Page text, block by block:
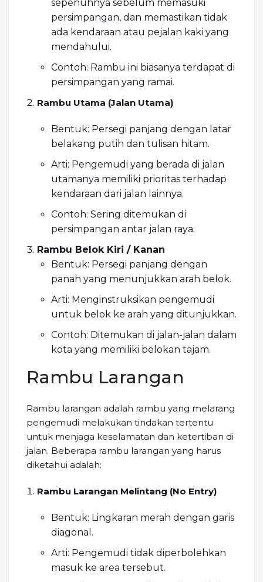
sepenuhnya sebelum memasuki
persimpangan, dan memastikan tidak
ada kendaraan atau pejalan kaki yang
mendahului.
Contoh: Rambu ini biasanya terdapat di
persimpangan yang ramai.
Rambu Utama (Jalan Utama)
Bentuk: Persegi panjang dengan latar
belakang putih dan tulisan hitam.
Arti: Pengemudi yang berada di jalan
utamanya memiliki prioritas terhadap
kendaraan dari jalan lainnya.
Contoh: Sering ditemukan di
persimpangan antar jalan raya.
Rambu Belok Kiri / Kanan
Bentuk: Persegi panjang dengan
panah yang menunjukkan arah belok.
Arti: Menginstruksikan pengemudi
untuk belok ke arah yang ditunjukkan.
Contoh: Ditemukan di jalan-jalan dalam
kota yang memiliki belokan tajam.
Rambu Larangan
Rambu larangan adalah rambu yang melarang
pengemudi melakukan tindakan tertentu
untuk menjaga keselamatan dan ketertiban di
jalan. Beberapa rambu larangan yang harus
diketahui adalah:
Rambu Larangan Melintang (No Entry)
Bentuk: Lingkaran merah dengan garis
diagonal.
Arti: Pengemudi tidak diperbolehkan
masuk ke area tersebut.